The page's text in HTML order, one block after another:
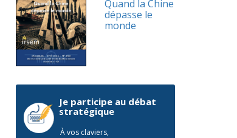
Quand la Chine
dépasse le
monde
Je participe au débat
stratégique
À vos claviers,